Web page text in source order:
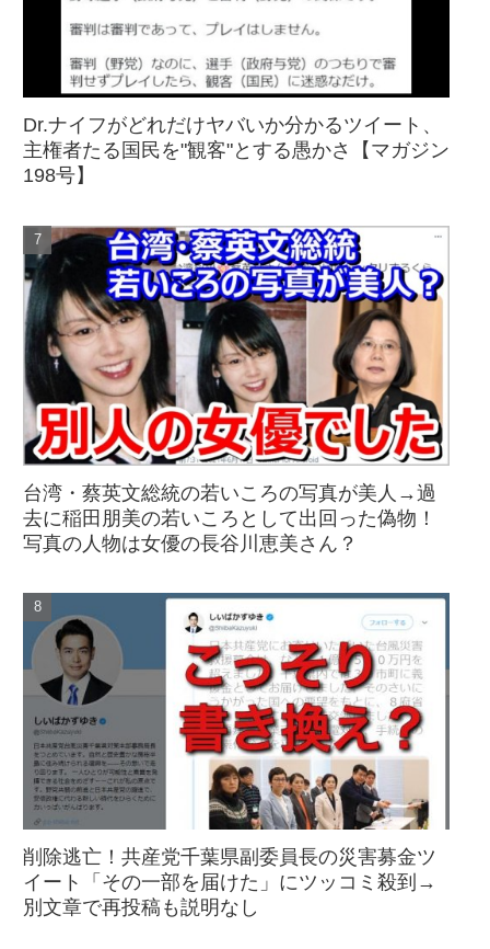
Dr.ナイフがどれだけヤバいか分かるツイート、
主権者たる国民を"観客"とする愚かさ【マガジン
198号】
台湾・蔡英文総統の若いころの写真が美人→過
去に稲田朋美の若いころとして出回った偽物！
写真の人物は女優の長谷川恵美さん？
削除逃亡！共産党千葉県副委員長の災害募金ツ
イート「その一部を届けた」にツッコミ殺到→
別文章で再投稿も説明なし